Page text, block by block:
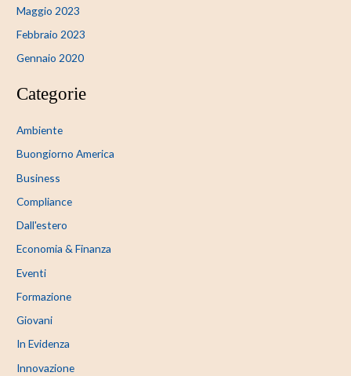
Maggio 2023
Febbraio 2023
Gennaio 2020
Categorie
Ambiente
Buongiorno America
Business
Compliance
Dall'estero
Economia & Finanza
Eventi
Formazione
Giovani
In Evidenza
Innovazione